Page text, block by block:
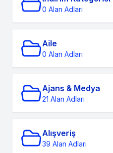
0 Alan Adları
Aile
0 Alan Adları
Ajans & Medya
21 Alan Adları
Alışveriş
39 Alan Adları